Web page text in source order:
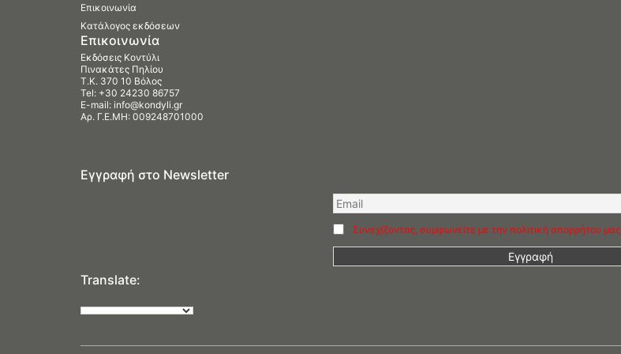
Επικοινωνία
Κατάλογος εκδόσεων
Επικοινωνία
Εκδόσεις Κοντύλι
Πινακάτες Πηλίου
Τ.Κ. 370 10 Βόλος
Tel: +30 24230 86757
E-mail: info@kondyli.gr
Αρ. Γ.Ε.ΜΗ: 009248701000
Εγγραφή στο Newsletter
Συνεχίζοντας, συμφωνείτε με την πολιτική απορρήτου μας
Translate: